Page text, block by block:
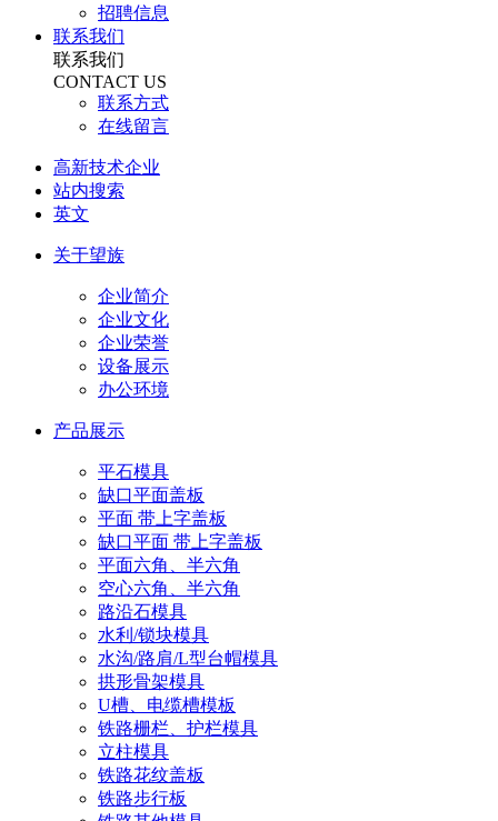
招聘信息
联系我们
联系我们
CONTACT US
联系方式
在线留言
高新技术企业
站内搜索
英文
关于望族
企业简介
企业文化
企业荣誉
设备展示
办公环境
产品展示
平石模具
缺口平面盖板
平面 带上字盖板
缺口平面 带上字盖板
平面六角、半六角
空心六角、半六角
路沿石模具
水利/锁块模具
水沟/路肩/L型台帽模具
拱形骨架模具
U槽、电缆槽模板
铁路栅栏、护栏模具
立柱模具
铁路花纹盖板
铁路步行板